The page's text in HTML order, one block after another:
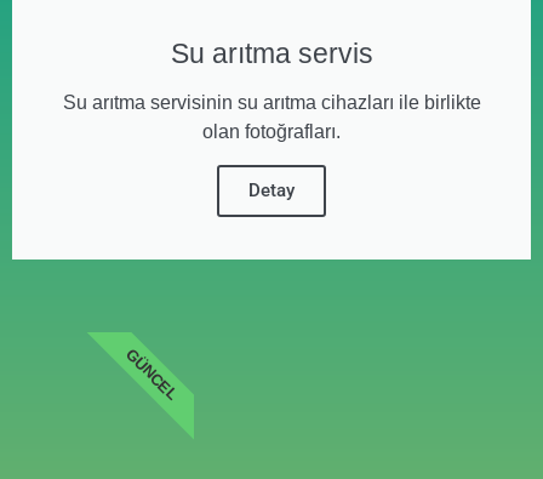
Su arıtma servis
Su arıtma servisinin su arıtma cihazları ile birlikte
olan fotoğrafları.
Detay
GÜNCEL